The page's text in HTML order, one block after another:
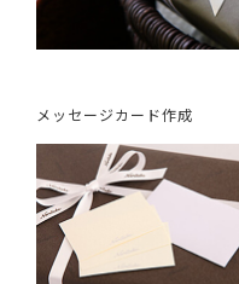
メッセージカード作成